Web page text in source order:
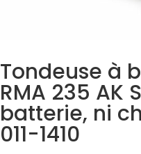
Tondeuse à
RMA 235 AK
batterie, ni
011-1410